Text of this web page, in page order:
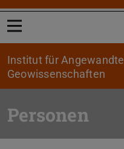
Menü öffnen
Institut für Angewandte
Geowissenschaften
Personen